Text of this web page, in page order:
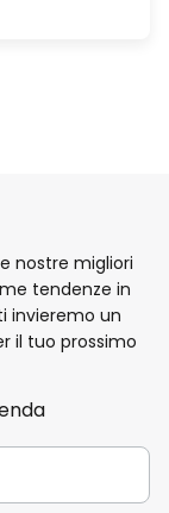
nostre migliori
tendenze in
invieremo un
il tuo prossimo